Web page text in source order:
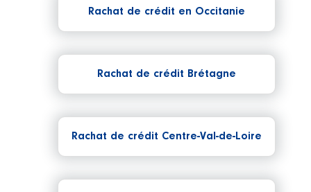
Rachat de crédit en Occitanie
Rachat de crédit Brétagne
Rachat de crédit Centre-Val-de-Loire